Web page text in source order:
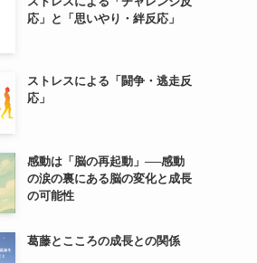
応」と「思いやり・絆反応」
ストレスによる「闘争・逃走反
応」
感動は「脳の再起動」──感動
の涙の裏にある脳の変化と成長
の可能性
葛藤とこころの成長との関係